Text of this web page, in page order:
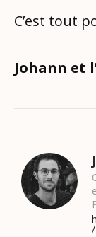
C’est tout
Johann et
/